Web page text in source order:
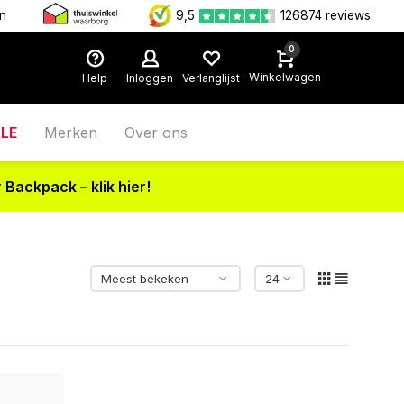
9,5 126874 reviews
Help Inloggen Verlanglijst
0
Winkelwagen
Merken Over ons
– klik hier!